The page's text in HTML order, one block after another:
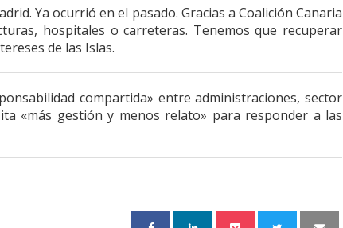
Ya ocurrió en el pasado. Gracias a Coalición Canaria
hospitales o carreteras. Tenemos que recuperar
de las Islas.
compartida» entre administraciones, sector
«más gestión y menos relato» para responder a las